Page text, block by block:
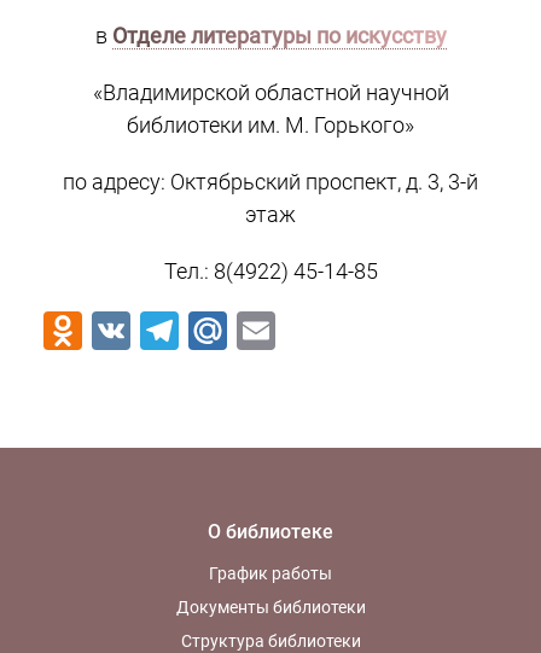
в Отделе литературы по искусству
«Владимирской областной научной
библиотеки им. М. Горького»
по адресу: Октябрьский проспект, д. 3, 3-й
этаж
Тел.: 8(4922) 45-14-85
Odnoklassniki
VK Telegram
Mail.Ru
О библиотеке
График работы
Документы библиотеки
Структура библиотеки